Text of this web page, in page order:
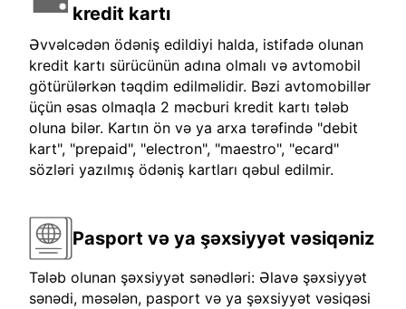
kredit kartı
Əvvəlcədən ödəniş edildiyi halda, istifadə olunan
kredit kartı sürücünün adına olmalı və avtomobil
götürülərkən təqdim edilməlidir. Bəzi avtomobillər
üçün əsas olmaqla 2 məcburi kredit kartı tələb
oluna bilər. Kartın ön və ya arxa tərəfində "debit
kart", "prepaid", "electron", "maestro", "ecard"
sözləri yazılmış ödəniş kartları qəbul edilmir.
Pasport və ya şəxsiyyət vəsiqəniz
Tələb olunan şəxsiyyət sənədləri: Əlavə şəxsiyyət
sənədi, məsələn, pasport və ya şəxsiyyət vəsiqəsi